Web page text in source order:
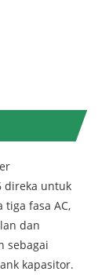
direka untuk
fasa AC,
dan
sebagai
kapasitor.